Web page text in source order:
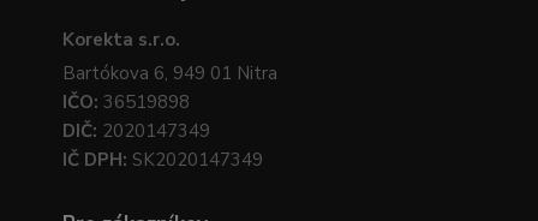
Korekta s.r.o.
Bartókova 6, 949 01 Nitra
IČO: 36519898
DIČ: 2020147349
IČ DPH: SK2020147349